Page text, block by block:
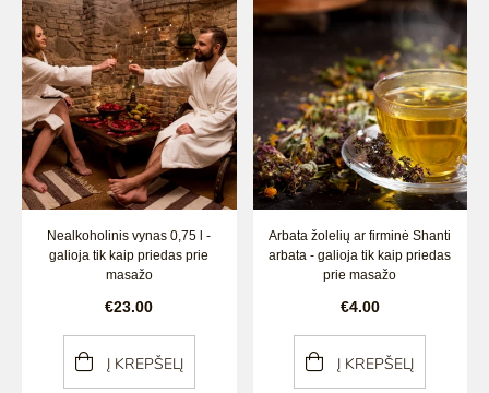
Nealkoholinis vynas 0,75 l -
galioja tik kaip priedas prie
masažo
€23.00
Į KREPŠELĮ
Arbata žolelių ar firminė Shanti
arbata - galioja tik kaip priedas
prie masažo
€4.00
Į KREPŠELĮ